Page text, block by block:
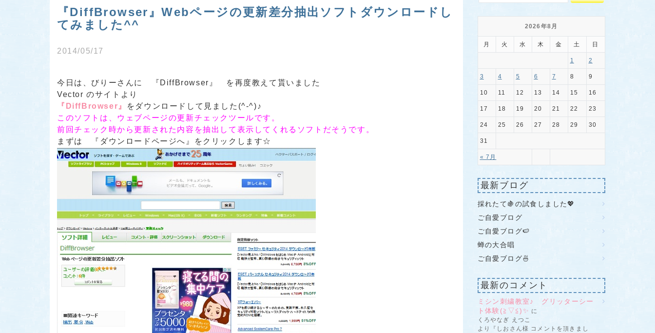
『DiffBrowser』Webページの更新差分抽出ソフトダウンロードし
てみました^^
2014/05/17
今日は、びりーさんに 『DiffBrowser』
を再度教えて貰いました
Vector のサイトより
『DiffBrowser』
をダウンロードして見ました(^-^)♪
このソフトは、ウェブページの更新チェックツールです。
前回チェック時から更新された内容を抽出して表示してくれるソフトだそうです。
まずは
『ダウンロードページへ』 をクリックします☆
2026年8月
月 火 水 木 金 土 日
« 7月
1 2
3 4 5 6 7 8 9
10 11 12 13 14 15 16
17 18 19 20 21 22 23
24 25 26 27 28 29 30
31
最新ブログ
採れたて🍇の試食しました💖
ご自愛ブログ
ご自愛ブログ🍉
蝉の大合唱
ご自愛ブログ🍜
最新のコメント
ミシン刺繍教室♪ グリッターシー
ト体験(≧▽≦)✨ に
くろやなぎ えつこ
より『しおさん様 コメントを頂きまし